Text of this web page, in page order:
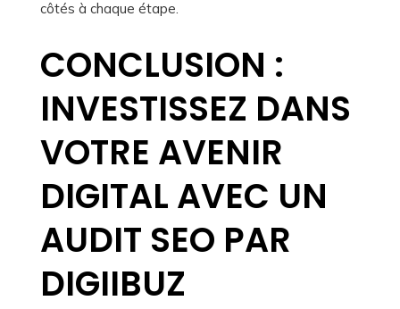
côtés à chaque étape.
CONCLUSION :
INVESTISSEZ DANS
VOTRE AVENIR
DIGITAL AVEC UN
AUDIT SEO PAR
DIGIIBUZ